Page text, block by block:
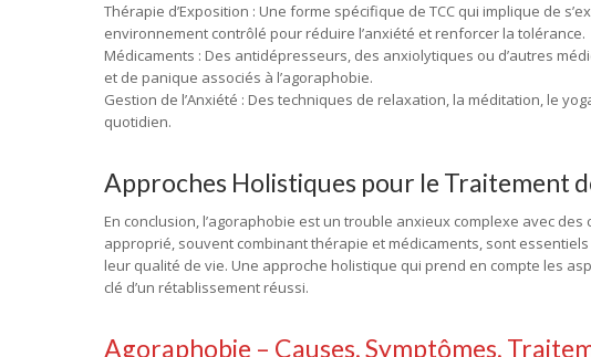
Thérapie d’Exposition : Une forme spécifique de TCC qui implique de
environnement contrôlé pour réduire l’anxiété et renforcer la tolérance.
Médicaments : Des antidépresseurs, des anxiolytiques ou d’autres
et de panique associés à l’agoraphobie.
Gestion de l’Anxiété : Des techniques de relaxation, la méditation, le
quotidien.
Approches Holistiques pour le Traitement
En conclusion, l’agoraphobie est un trouble anxieux complexe avec
approprié, souvent combinant thérapie et médicaments, sont
leur qualité de vie. Une approche holistique qui prend en compte les
clé d’un rétablissement réussi.
Agoraphobie – Causes, Symptômes,